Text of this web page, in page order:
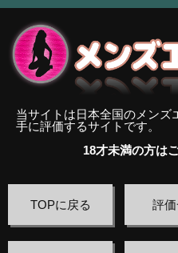
当サイトは日本全国のメンズ
手に評価するサイトです。
18才未満の方は
TOPに戻る 評